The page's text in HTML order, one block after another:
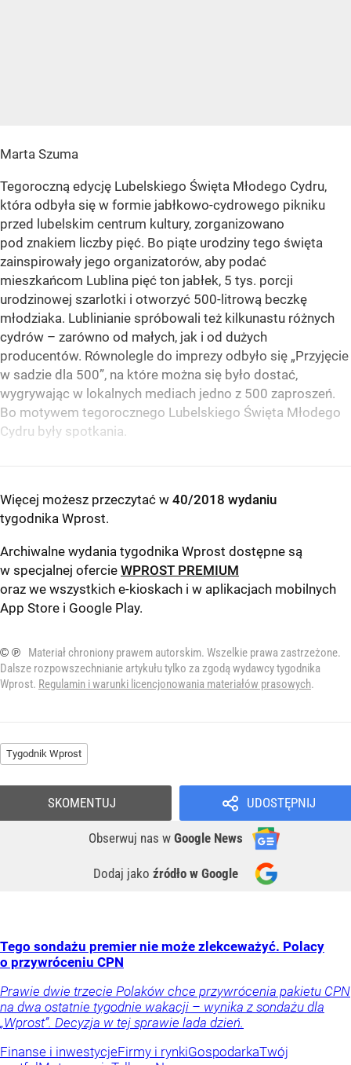
Marta Szuma
Tegoroczną edycję Lubelskiego Święta Młodego Cydru,
która odbyła się w formie jabłkowo-cydrowego pikniku
przed lubelskim centrum kultury, zorganizowano
pod znakiem liczby pięć. Bo piąte urodziny tego święta
zainspirowały jego organizatorów, aby podać
mieszkańcom Lublina pięć ton jabłek, 5 tys. porcji
urodzinowej szarlotki i otworzyć 500-litrową beczkę
młodziaka. Lublinianie spróbowali też kilkunastu różnych
cydrów – zarówno od małych, jak i od dużych
producentów. Równolegle do imprezy odbyło się „Przyjęcie
w sadzie dla 500”, na które można się było dostać,
wygrywając w lokalnych mediach jedno z 500 zaproszeń.
Bo motywem tegorocznego Lubelskiego Święta Młodego
Cydru były spotkania.
Więcej możesz przeczytać w 40/2018 wydaniu
tygodnika Wprost.
Archiwalne wydania tygodnika Wprost dostępne są
w specjalnej ofercie WPROST PREMIUM
oraz we wszystkich e-kioskach i w aplikacjach mobilnych
App Store i Google Play.
© ℗
Materiał chroniony prawem autorskim. Wszelkie prawa zastrzeżone.
Dalsze rozpowszechnianie artykułu tylko za zgodą wydawcy tygodnika
Wprost. Regulamin i warunki licencjonowania materiałów prasowych.
Tygodnik Wprost
UDOSTĘPNIJ
Obserwuj nas w Google News
Dodaj jako źródło w Google
SKOMENTUJ
Tego sondażu premier nie może zlekceważyć. Polacy
o przywróceniu CPN
Prawie dwie trzecie Polaków chce przywrócenia pakietu CPN
na dwa ostatnie tygodnie wakacji – wynika z sondażu dla
„Wprost”. Decyzja w tej sprawie lada dzień.
Finanse i inwestycjeFirmy i rynkiGospodarkaTwój